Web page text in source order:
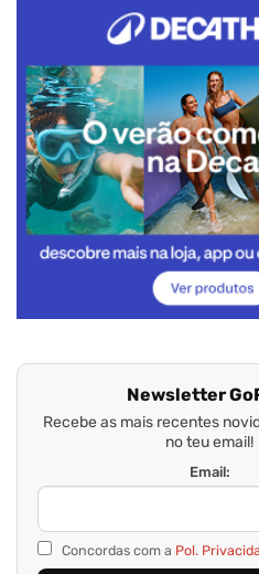
Newsletter
Recebe as mais recentes
no teu email!
Email:
Concordas com a Pol.